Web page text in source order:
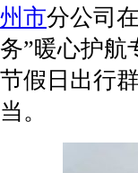
州市分公司
务”暖心护航
节假日出行
当。